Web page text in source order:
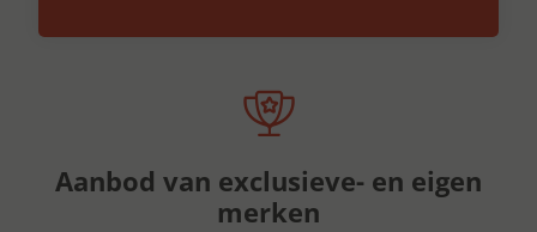
Aanbod van exclusieve- en eigen
merken